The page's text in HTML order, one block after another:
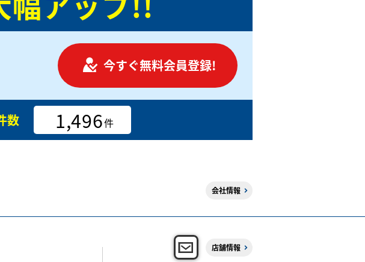
今すぐ無料会員登録!
数 1,496件
会社情報
店舗情報